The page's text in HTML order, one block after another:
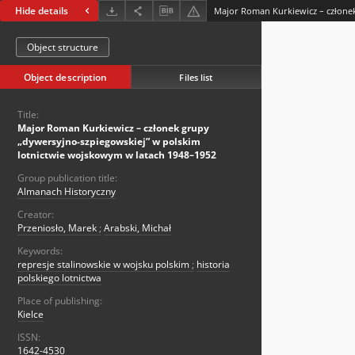
Hide details
Object structure
Object description Files list
Title:
Major Roman Kurkiewicz – członek grupy
„dywersyjno-szpiegowskiej” w polskim
lotnictwie wojskowym w latach 1948–1952
Group publication title:
Almanach Historyczny
Creator:
Przeniosło, Marek ; Arabski, Michał
Keywords:
represje stalinowskie w wojsku polskim ; historia
polskiego lotnictwa
Place of publishing:
Kielce
ISSN:
1642-4530